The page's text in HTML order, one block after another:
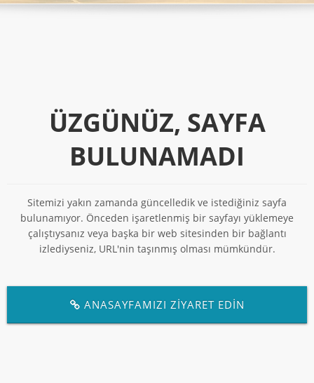
ÜZGÜNÜZ, SAYFA
BULUNAMADI
Sitemizi yakın zamanda güncelledik ve istediğiniz sayfa
bulunamıyor. Önceden işaretlenmiş bir sayfayı yüklemeye
çalıştıysanız veya başka bir web sitesinden bir bağlantı
izlediyseniz, URL'nin taşınmış olması mümkündür.
ANASAYFAMIZI ZİYARET EDİN